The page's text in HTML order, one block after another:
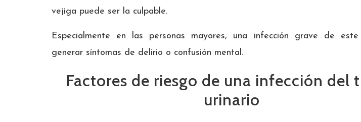
vejiga puede ser la culpable.
Especialmente en las personas mayores, una infección grave de
generar síntomas de delirio o confusión mental.
Factores de riesgo de una infección del
urinario